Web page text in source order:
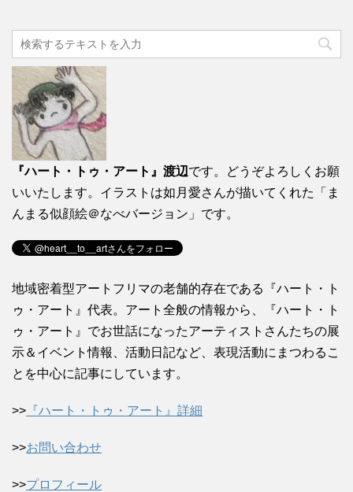
『ハート・トゥ・アート』渡辺です。どうぞよろしくお願
いいたします。イラストは如月愛さんが描いてくれた「ま
んまる似顔絵＠なべバージョン」です。
地域密着型アートフリマの老舗的存在である『ハート・ト
ゥ・アート』代表。アート全般の情報から、『ハート・ト
ゥ・アート』でお世話になったアーティストさんたちの展
示＆イベント情報、活動日記など、表現活動にまつわるこ
とを中心に記事にしています。
>> 『ハート・トゥ・アート』詳細
>>お問い合わせ
>>プロフィール